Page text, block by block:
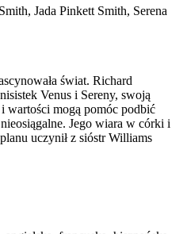
Jada Pinkett Smith, Serena
świat. Richard
Venus i Sereny, swoją
wartości mogą pomóc podbić
Jego wiara w córki i
uczynił z sióstr Williams